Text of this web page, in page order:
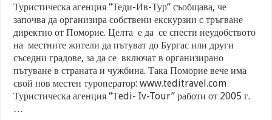
Туристическа агенция “Теди-Ив-Тур“ съобщава, че
започва да организира собствени екскурзии с тръгване
директно от Поморие. Целта е да се спести неудобството
на местните жители да пътуват до Бургас или други
съседни градове, за да се включат в организирано
пътуване в страната и чужбина. Така Поморие вече има
свой нов местен туроператор: www.teditravel.com
Туристическа агенция “Тedi- Iv-Tour” работи от 2005 г.
…